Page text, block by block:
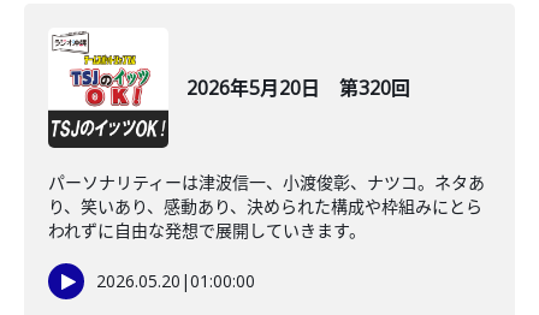
2026年5月20日 第320回
パーソナリティーは津波信一、小渡俊彰、ナツコ。ネタあ
り、笑いあり、感動あり、決められた構成や枠組みにとら
われずに自由な発想で展開していきます。
2026.05.20 |01:00:00